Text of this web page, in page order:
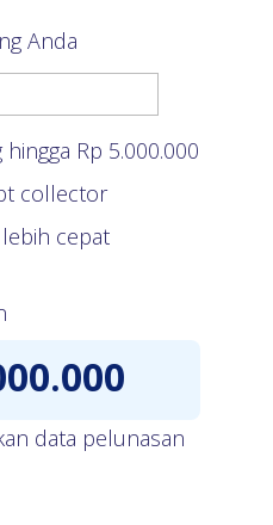
Anda
Rp 5.000.000
collector
cepat
data pelunasan